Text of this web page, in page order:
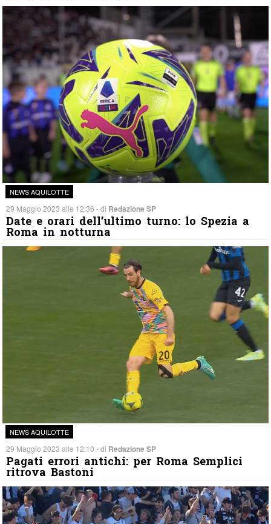
NEWS AQUILOTTE
29 Maggio 2023 alle 12:36 - di Redazione SP
Date e orari dell’ultimo turno: lo Spezia a
Roma in notturna
NEWS AQUILOTTE
29 Maggio 2023 alle 12:10 - di Redazione SP
Pagati errori antichi: per Roma Semplici
ritrova Bastoni